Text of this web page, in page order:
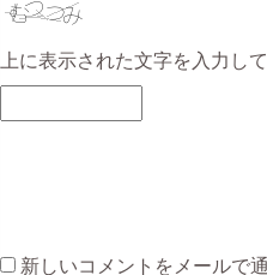
上に表示された文字を入力し
新しいコメントをメールで